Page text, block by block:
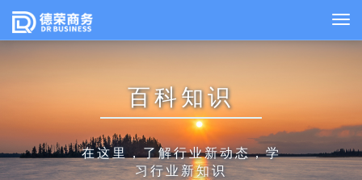
百科知识
在这里，了解行业新动态，学
习行业新知识